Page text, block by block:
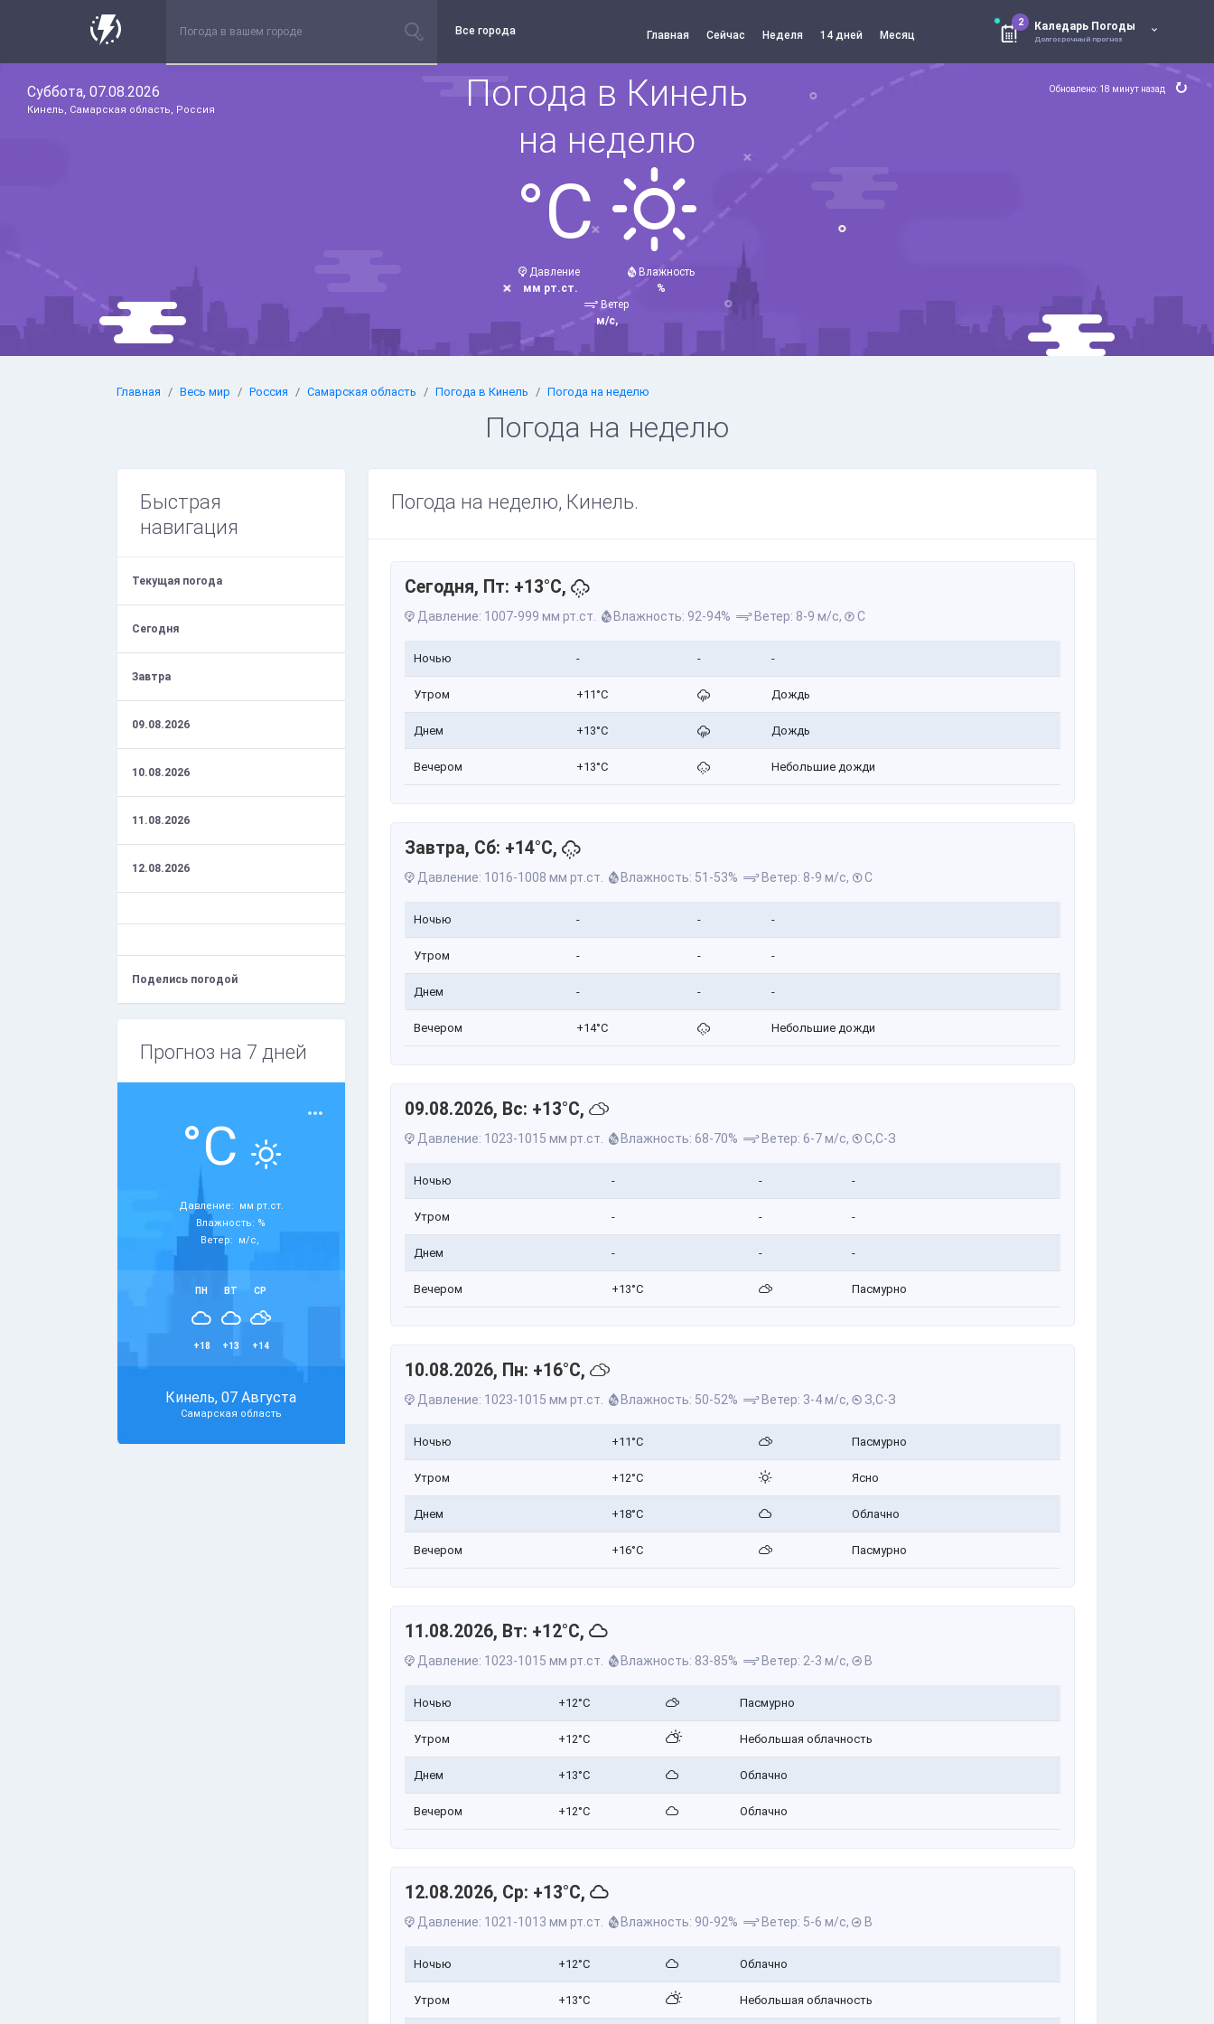
Все города Главная Сейчас Неделя 14 дней Месяц
2 Каледарь Погоды
Долгосрочный прогноз
Суббота, 07.08.2026
Кинель, Самарская область, Россия
Обновлено: 18 минут назад
Погода в Кинель
на неделю
°C
Давление
мм рт.ст.
Влажность
%
Ветер
м/с,
Главная Весь мир Россия Самарская область Погода в Кинель Погода на неделю
Погода на неделю
Быстрая
навигация
Текущая погода
Сегодня
Завтра
09.08.2026
10.08.2026
11.08.2026
12.08.2026
Поделись погодой
Прогноз на 7 дней
°C
Давление: мм рт.ст.
Влажность: %
Ветер: м/с,
ПН
+18
ВТ
+13
СР
+14
Кинель, 07 Августа
Самарская область
Погода на неделю, Кинель.
Сегодня, Пт: +13°C,
Давление: 1007-999 мм рт.ст. Влажность: 92-94% Ветер: 8-9 м/с, С
Ночью - - -
Утром +11°C Дождь
Днем +13°C Дождь
Вечером +13°C Небольшие дожди
Завтра, Сб: +14°C,
Давление: 1016-1008 мм рт.ст. Влажность: 51-53% Ветер: 8-9 м/с, С
Ночью - - -
Утром - - -
Днем - - -
Вечером +14°C Небольшие дожди
09.08.2026, Вс: +13°C,
Давление: 1023-1015 мм рт.ст. Влажность: 68-70% Ветер: 6-7 м/с, С,С-З
Ночью - - -
Утром - - -
Днем - - -
Вечером +13°C Пасмурно
10.08.2026, Пн: +16°C,
Давление: 1023-1015 мм рт.ст. Влажность: 50-52% Ветер: 3-4 м/с, З,С-З
Ночью +11°C Пасмурно
Утром +12°C Ясно
Днем +18°C Облачно
Вечером +16°C Пасмурно
11.08.2026, Вт: +12°C,
Давление: 1023-1015 мм рт.ст. Влажность: 83-85% Ветер: 2-3 м/с, В
Ночью +12°C Пасмурно
Утром +12°C Небольшая облачность
Днем +13°C Облачно
Вечером +12°C Облачно
12.08.2026, Ср: +13°C,
Давление: 1021-1013 мм рт.ст. Влажность: 90-92% Ветер: 5-6 м/с, В
Ночью +12°C Облачно
Утром +13°C Небольшая облачность